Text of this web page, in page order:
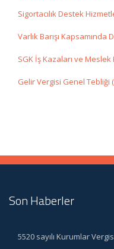
Sigortacılık Destek
Varlık Barışı
SGK İş Kazaları ve
Gelir Vergisi Genel Tebliği
Son Haberler
5520 sayılı Kurumlar